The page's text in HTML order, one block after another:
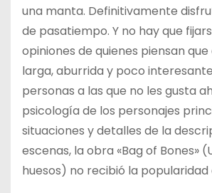
una manta. Definitivamente
de pasatiempo. Y no hay que
opiniones de quienes piensan
larga, aburrida y poco
personas a las que no les gusta
psicología de los personajes
situaciones y detalles de la
escenas, la obra «Bag of Bones»
huesos) no recibió la